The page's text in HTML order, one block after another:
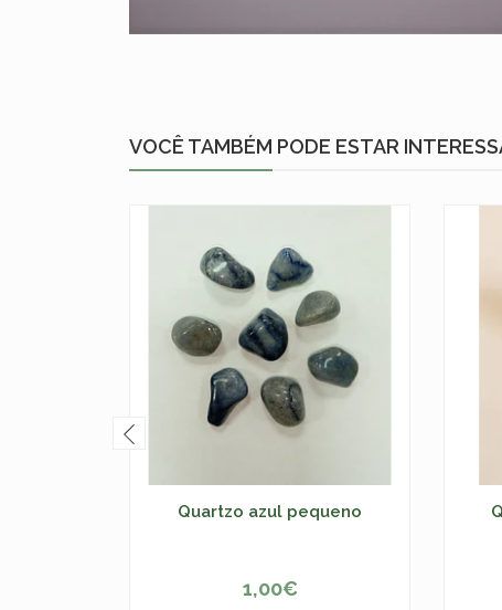
VOCÊ TAMBÉM PODE ESTAR
Quartzo azul pequeno
+
1,00€